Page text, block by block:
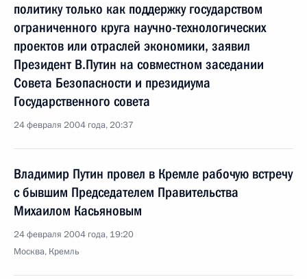
политику только как поддержку государством
ограниченного круга научно-технологических
проектов или отраслей экономики, заявил
Президент В.Путин на совместном заседании
Совета Безопасности и президиума
Государственного совета
24 февраля 2004 года, 20:37
Владимир Путин провел в Кремле рабочую встречу
с бывшим Председателем Правительства
Михаилом Касьяновым
24 февраля 2004 года, 19:20
Москва, Кремль